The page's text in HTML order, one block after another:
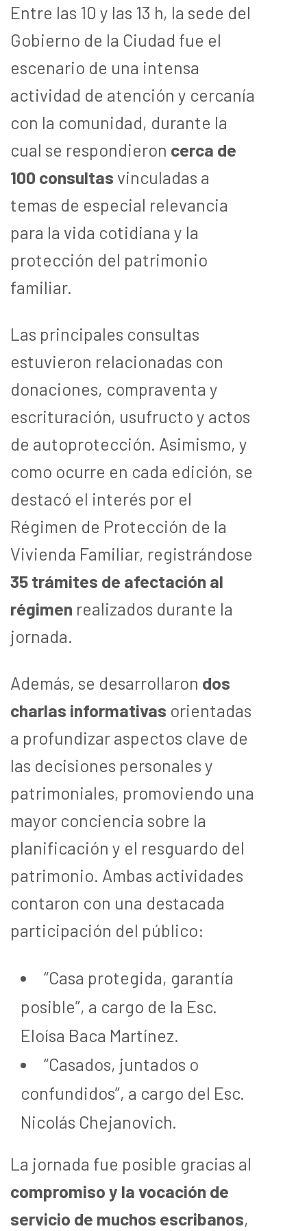
Entre las 10 y las 13 h, la sede del
Gobierno de la Ciudad fue el
escenario de una intensa
actividad de atención y cercanía
con la comunidad, durante la
cual se respondieron cerca de
100 consultas vinculadas a
temas de especial relevancia
para la vida cotidiana y la
protección del patrimonio
familiar.
Las principales consultas
estuvieron relacionadas con
donaciones, compraventa y
escrituración, usufructo y actos
de autoprotección. Asimismo, y
como ocurre en cada edición, se
destacó el interés por el
Régimen de Protección de la
Vivienda Familiar, registrándose
35 trámites de afectación al
régimen realizados durante la
jornada.
Además, se desarrollaron dos
charlas informativas orientadas
a profundizar aspectos clave de
las decisiones personales y
patrimoniales, promoviendo una
mayor conciencia sobre la
planificación y el resguardo del
patrimonio. Ambas actividades
contaron con una destacada
participación del público:
“Casa protegida, garantía
posible”, a cargo de la Esc.
Eloísa Baca Martínez.
“Casados, juntados o
confundidos”, a cargo del Esc.
Nicolás Chejanovich.
La jornada fue posible gracias al
compromiso y la vocación de
servicio de muchos escribanos,